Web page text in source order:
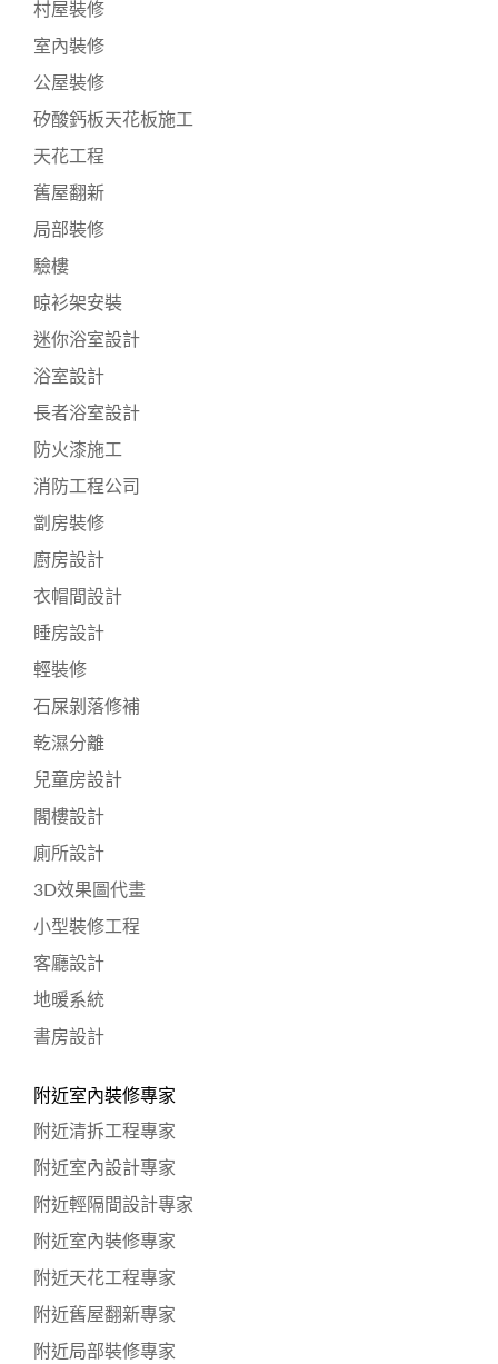
村屋裝修
室內裝修
公屋裝修
矽酸鈣板天花板施工
天花工程
舊屋翻新
局部裝修
驗樓
晾衫架安裝
迷你浴室設計
浴室設計
長者浴室設計
防火漆施工
消防工程公司
劏房裝修
廚房設計
衣帽間設計
睡房設計
輕裝修
石屎剝落修補
乾濕分離
兒童房設計
閣樓設計
廁所設計
3D效果圖代畫
小型裝修工程
客廳設計
地暖系統
書房設計
附近室內裝修專家
附近清拆工程專家
附近室內設計專家
附近輕隔間設計專家
附近室內裝修專家
附近天花工程專家
附近舊屋翻新專家
附近局部裝修專家